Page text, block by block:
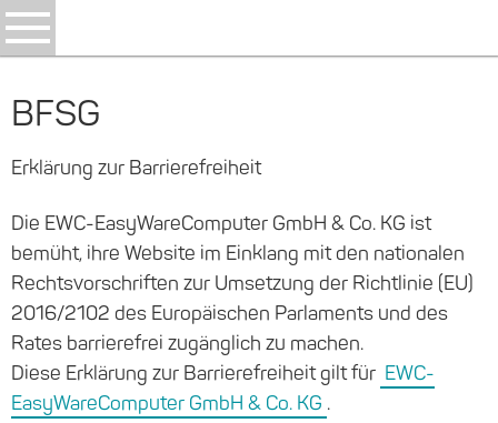
BFSG
Erklärung zur Barriere­freiheit
Die EWC-EasyWareComputer GmbH & Co. KG ist
bemüht, ihre Website im Einklang mit den nationalen
Rechtsvorschriften zur Umsetzung der Richtlinie (EU)
2016/2102 des Europäischen Parlaments und des
Rates barrierefrei zugänglich zu machen.
Diese Erklärung zur Barrierefreiheit gilt für EWC-
EasyWareComputer GmbH & Co. KG .